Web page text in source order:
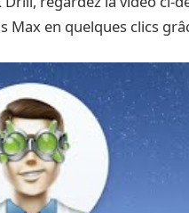
Max en quelques clics